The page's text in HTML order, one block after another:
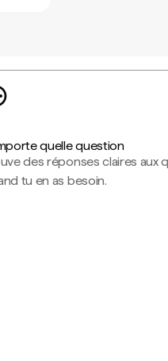
quelle question
des réponses claires aux
tu en as besoin.